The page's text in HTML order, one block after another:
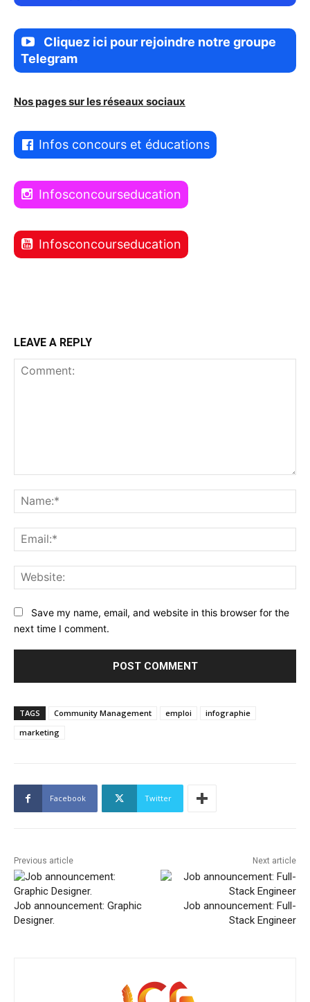
Cliquez ici pour rejoindre notre groupe
Telegram
Nos pages sur les réseaux sociaux
Infos concours et éducations
Infosconcourseducation
Infosconcourseducation
LEAVE A REPLY
Save my name, email, and website in this browser for the
next time I comment.
TAGS Community Management emploi
infographie
marketing
Facebook Twitter
Previous article
Job announcement: Graphic
Designer.
Next article
Job announcement: Full-
Stack Engineer